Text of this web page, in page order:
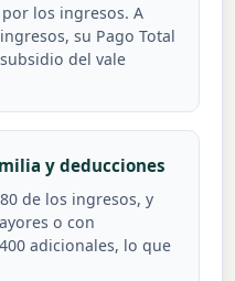
los ingresos. A
su Pago Total
del vale
y deducciones
de los ingresos, y
o con
adicionales, lo que